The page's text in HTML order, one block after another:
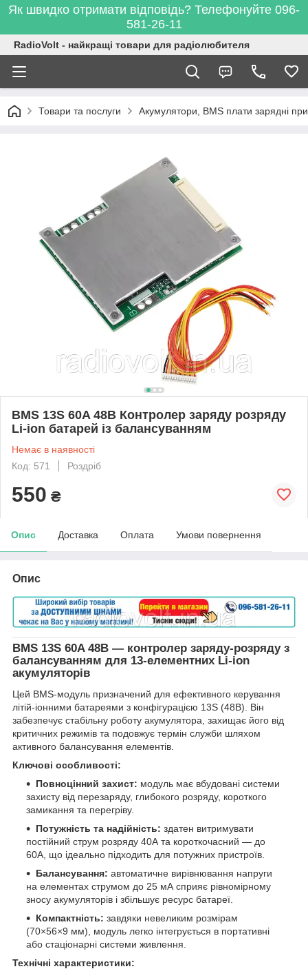
Як швидко отримати відповідь? Телефонуйте 096-
581-26-11
RadioVolt - найкращі товари для радіолюбителя
Товари та послуги Акумулятори, BMS плати зарядні
BMS 13S 60A 48В Контролер заряду розряду
Li-ion батарей із балансуванням
Немає в наявності
Код: 571
Роздріб
550 ₴
Опис Доставка Оплата Умови повернення
Опис
BMS 13S 60A 48В — контролер заряду-розряду з
балансуванням для 13-елементних Li-ion
акумуляторів
Цей BMS-модуль призначений для ефективного керування
літій-іонними батареями з конфігурацією 13S (48В). Він
забезпечує стабільну роботу акумулятора, захищає його від
критичних режимів та подовжує термін служби шляхом
активного балансування елементів.
Ключові особливості:
Повноцінний захист: модуль має вбудовані системи
захисту від перезаряду, глибокого розряду, короткого
замикання та перегріву.
Потужність та надійність: здатен витримувати
постійний струм розряду 40А та короткочасний — до
60А, що ідеально підходить для потужних пристроїв.
Балансування: автоматичне вирівнювання напруги
на елементах струмом до 25 мА сприяє рівномірному
зносу акумуляторів і збільшує ресурс батареї.
Компактність: завдяки невеликим розмірам
(70×56×9 мм), модуль легко інтегрується в портативні
або стаціонарні системи живлення.
Технічні характеристики: